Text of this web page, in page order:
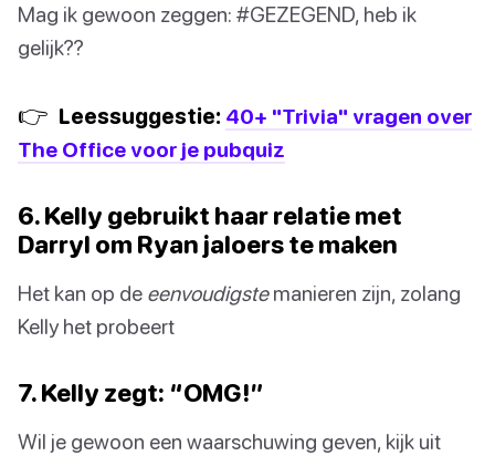
Mag ik gewoon zeggen: #GEZEGEND, heb ik
gelijk??
👉 Leessuggestie: 40+ "Trivia" vragen over
The Office voor je pubquiz
6. Kelly gebruikt haar relatie met
Darryl om Ryan jaloers te maken
Het kan op de eenvoudigstemanieren zijn, zolang
Kelly het probeert
7. Kelly zegt: “OMG!”
Wil je gewoon een waarschuwing geven, kijk uit